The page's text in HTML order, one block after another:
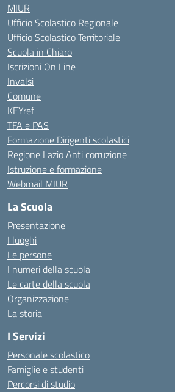
MIUR
Ufficio Scolastico Regionale
Ufficio Scolastico Territoriale
Scuola in Chiaro
Iscrizioni On Line
Invalsi
Comune
KEYref
TFA e PAS
Formazione Dirigenti scolastici
Regione Lazio Anti corruzione
Istruzione e formazione
Webmail MIUR
La Scuola
Presentazione
I luoghi
Le persone
I numeri della scuola
Le carte della scuola
Organizzazione
La storia
I Servizi
Personale scolastico
Famiglie e studenti
Percorsi di studio